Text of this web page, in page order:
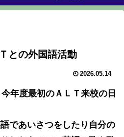
との外国語活動
2026.05.14
年度最初のＡＬＴ来校の日
であいさつをしたり自分の